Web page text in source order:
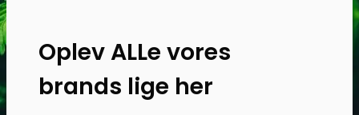
Oplev ALLe vores
brands lige her